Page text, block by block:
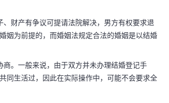
财产有争议可提请法院解决，男方有权要求退
姻为前提的，而婚姻法规定合法的婚姻是以结婚
。一般来说，由于双方并未办理结婚登记手
同生活过，因此在实际操作中，可能不会要求全